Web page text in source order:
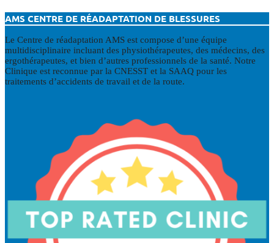
AMS CENTRE DE RÉADAPTATION DE BLESSURES
Le Centre de réadaptation AMS est compose d’une équipe
multidisciplinaire incluant des physiothérapeutes, des médecins, des
ergothérapeutes, et bien d’autres professionnels de la santé. Notre
Clinique est reconnue par la CNESST et la SAAQ pour les
traitements d’accidents de travail et de la route.